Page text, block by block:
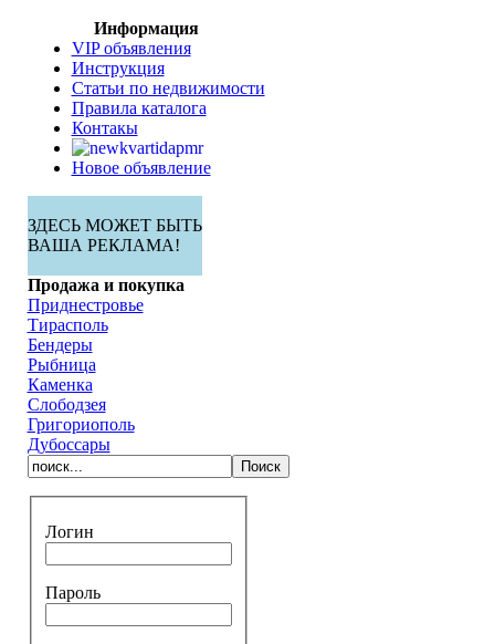
Информация
VIP объявления
Инструкция
Статьи по недвижимости
Правила каталога
Контакы
Новое объявление
ЗДЕСЬ МОЖЕТ БЫТЬ
ВАША РЕКЛАМА!
Продажа и покупка
Приднестровье
Тирасполь
Бендеры
Рыбница
Каменка
Слободзея
Григориополь
Дубоссары
Логин
Пароль